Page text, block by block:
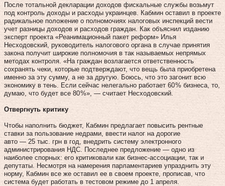
После тотальной декларации доходов фискальные службы возьмут
под контроль доходы и расходы украинцев. Кабмин оставил в проекте
радикальное положение о полномочиях налоговых инспекций вести
учет разницы доходов и расходов граждан. Как объяснил изданию
эксперт проекта «Реанимационный пакет реформ» Илья
Несходовский, руководитель налогового органа в случае принятия
закона получит широкие полномочия в так называемых непрямых
методах контроля. «На граждан возлагается ответственность
сохранять чеки, которые подтверждают, что вещь была приобретена
именно за эту сумму, а не за другую. Боюсь, что это загонит всю
экономику в тень. Если сейчас нелегально работает 60 % бизнеса, то,
думаю, что будет все 80 %», — считает Несходовский.
Отвергнуть критику
Чтобы наполнить бюджет, Кабмин предлагает повысить рентные
ставки за пользование недрами, ввести налог на дорогие
авто — 25 тыс. грн в год, внедрить систему электронного
администрирования НДС. Последнее предложение — одно из
наиболее спорных: его критиковали как бизнес-ассоциации, так и
депутаты. Несмотря на намерения парламентариев упразднить эту
норму, Кабмин все же оставил ее в своем проекте, прописав, что
система будет работать в тестовом режиме до 1 апреля.